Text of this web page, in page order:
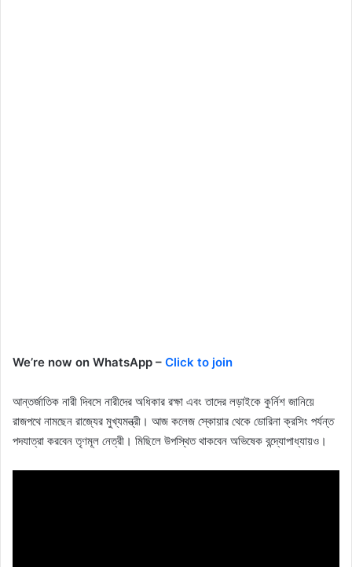
We’re now on WhatsApp – Click to join
আন্তর্জাতিক নারী দিবসে নারীদের অধিকার রক্ষা এবং তাদের লড়াইকে কুর্নিশ জানিয়ে
রাজপথে নামছেন রাজ্যের মুখ্যমন্ত্রী। আজ কলেজ স্কোয়ার থেকে ডোরিনা ক্রসিং পর্যন্ত
পদযাত্রা করবেন তৃণমূল নেত্রী। মিছিলে উপস্থিত থাকবেন অভিষেক বন্দ্যোপাধ্যায়ও।